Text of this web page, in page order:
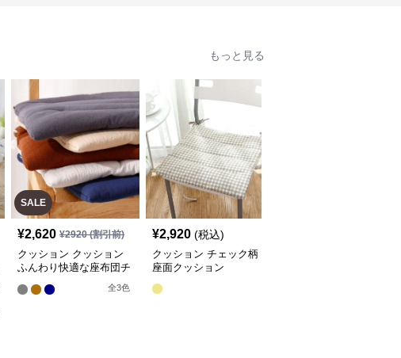
もっと見る
SALE
¥2,620 ¥2920(割引前)
クッション クッション
ふんわり快適な座布団チ
全3色
¥2,920 (税込)
クッション チェック柄
座面クッション